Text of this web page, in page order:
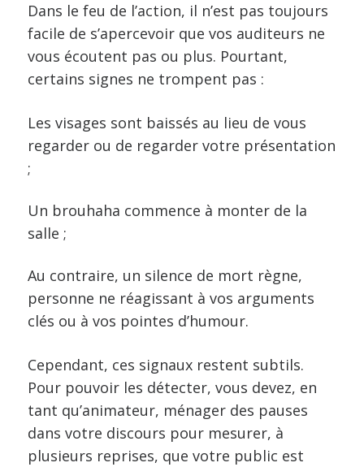
Dans le feu de l’action, il n’est pas toujours
facile de s’apercevoir que vos auditeurs ne
vous écoutent pas ou plus. Pourtant,
certains signes ne trompent pas :
Les visages sont baissés au lieu de vous
regarder ou de regarder votre présentation
;
Un brouhaha commence à monter de la
salle ;
Au contraire, un silence de mort règne,
personne ne réagissant à vos arguments
clés ou à vos pointes d’humour.
Cependant, ces signaux restent subtils.
Pour pouvoir les détecter, vous devez, en
tant qu’animateur, ménager des pauses
dans votre discours pour mesurer, à
plusieurs reprises, que votre public est